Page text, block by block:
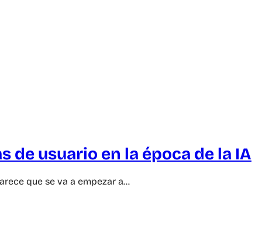
de usuario en la época de la IA
que se va a empezar a…